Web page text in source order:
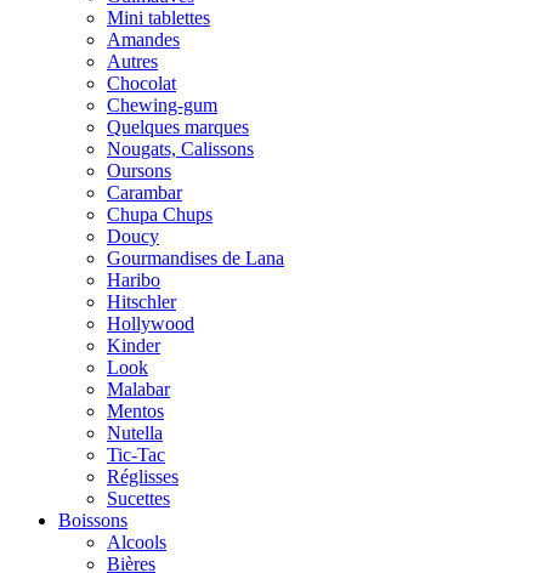
Mini tablettes
Amandes
Autres
Chocolat
Chewing-gum
Quelques marques
Nougats, Calissons
Oursons
Carambar
Chupa Chups
Doucy
Gourmandises de Lana
Haribo
Hitschler
Hollywood
Kinder
Look
Malabar
Mentos
Nutella
Tic-Tac
Réglisses
Sucettes
Boissons
Alcools
Bières